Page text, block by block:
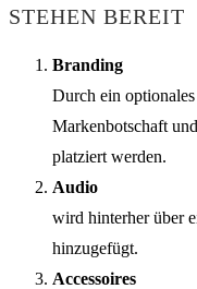
STEHEN BEREIT
Branding
Durch ein
Markenbotschaft
platziert werden.
Audio
wird hinterher über
hinzugefügt.
Accessoires